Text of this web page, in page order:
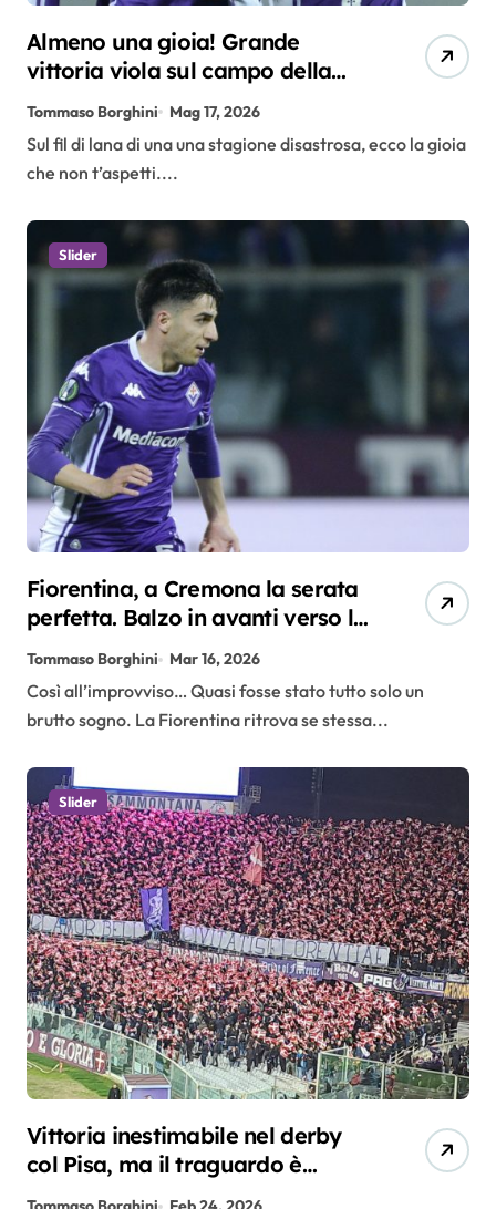
Almeno una gioia! Grande
vittoria viola sul campo della
Tommaso Borghini Mag 17, 2026
Sul fil di lana di una una stagione disastrosa, ecco la gioia
che non t’aspetti....
Slider
Fiorentina, a Cremona la serata
perfetta. Balzo in avanti verso la
salvezza
Tommaso Borghini Mar 16, 2026
Così all’improvviso… Quasi fosse stato tutto solo un
brutto sogno. La Fiorentina ritrova se stessa...
Slider
Vittoria inestimabile nel derby
col Pisa, ma il traguardo è
ancora lontano